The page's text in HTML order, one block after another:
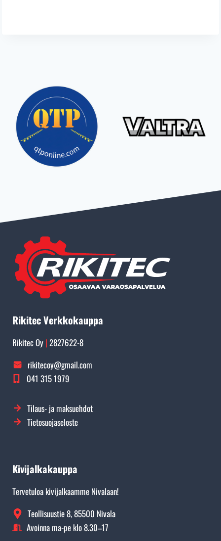
Rikitec Verkkokauppa
Rikitec Oy | 2827622-8
rikitecoy@gmail.com
041 315 1979
Tilaus- ja maksuehdot
Tietosuojaseloste
Kivijalkakauppa
Tervetuloa kivijalkaamme Nivalaan!
Teollisuustie 8, 85500 Nivala
Avoinna ma-pe klo 8.30–17